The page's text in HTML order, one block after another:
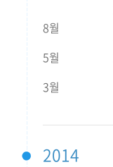
8월
5월
3월
2014